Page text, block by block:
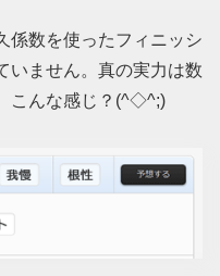
係数を使ったフィニッシ
いません。真の実力は数
こんな感じ？(^◇^;)